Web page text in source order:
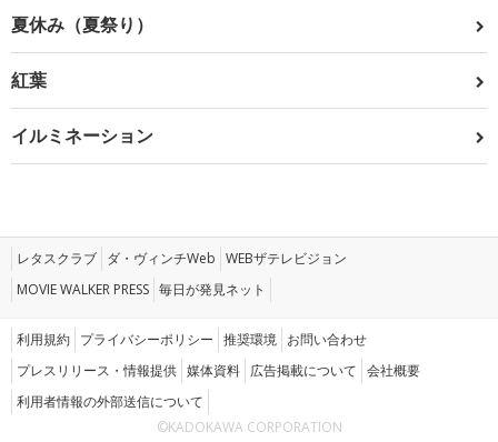
夏休み（夏祭り）
紅葉
イルミネーション
レタスクラブ ダ・ヴィンチWeb WEBザテレビジョン
MOVIE WALKER PRESS 毎日が発見ネット
利用規約 プライバシーポリシー 推奨環境 お問い合わせ
プレスリリース・情報提供 媒体資料 広告掲載について 会社概要
利用者情報の外部送信について
©KADOKAWA CORPORATION